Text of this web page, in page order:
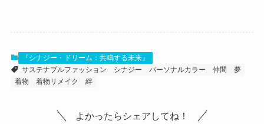
『シナジー・ドリーム：共鳴する未来』
サステナブルファッション
シナジー パーソナルカラー 仲間
夢
着物
着物リメイク 絆
よかったらシェアしてね！